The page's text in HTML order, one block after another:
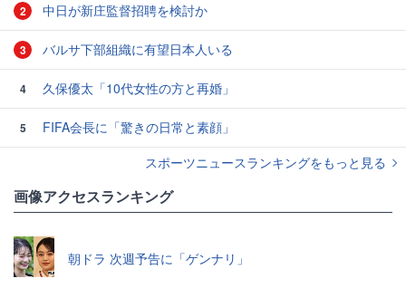
2 中日が新庄監督招聘を検討か
3 バルサ下部組織に有望日本人いる
4 久保優太「10代女性の方と再婚」
5
FIFA会長に「驚きの日常と素顔」
スポーツニュースランキングをもっと見る
画像アクセスランキング
朝ドラ 次週予告に「ゲンナリ」